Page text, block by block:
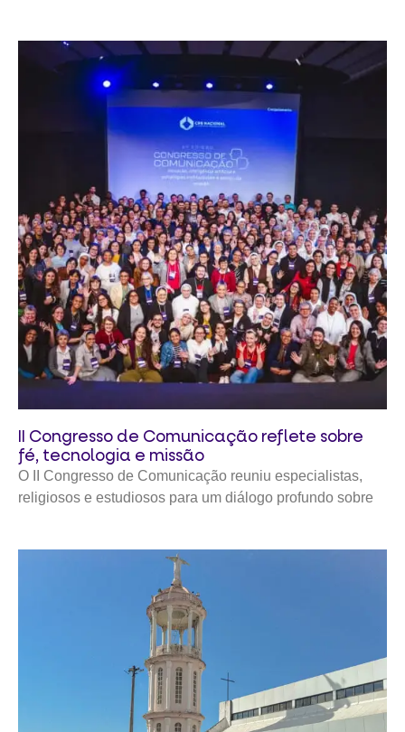
II Congresso de Comunicação reflete sobre
fé, tecnologia e missão
O II Congresso de Comunicação reuniu especialistas,
religiosos e estudiosos para um diálogo profundo sobre